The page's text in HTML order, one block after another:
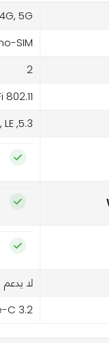
5G,
SIM
2
802.11
5.3, A2DP, LE
لا يدعم
C 3.2